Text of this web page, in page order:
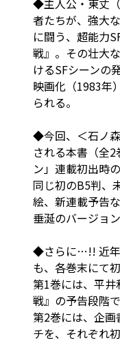
◆主人公・東丈
者たちが、強大
に闘う、超能力
戦』。その壮大
けるSFシーンの
映画化（1983年
られる。
◆今回、＜石ノ
される本書（全
ン」連載初出時
同じ初のB5判、
絵、新連載予告
垂涎のバージョ
◆さらに…!! 近
も、各巻末にて初
第1巻には、平
戦』の予告段階
第2巻には、企
チを、それぞれ